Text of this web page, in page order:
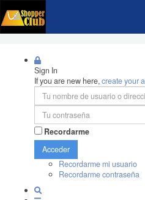
Sign In
If you are new here,create your
Recordarme
Acceder
Recordarme mi usuario
Recordarme contraseña